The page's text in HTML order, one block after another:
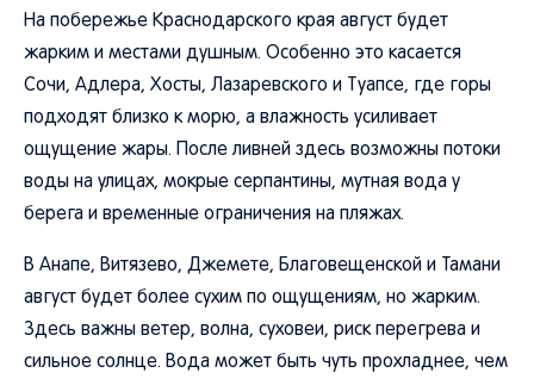
На побережье Краснодарского края август будет
жарким и местами душным. Особенно это касается
Сочи, Адлера, Хосты, Лазаревского и Туапсе, где горы
подходят близко к морю, а влажность усиливает
ощущение жары. После ливней здесь возможны потоки
воды на улицах, мокрые серпантины, мутная вода у
берега и временные ограничения на пляжах.
В Анапе, Витязево, Джемете, Благовещенской и Тамани
август будет более сухим по ощущениям, но жарким.
Здесь важны ветер, волна, суховеи, риск перегрева и
сильное солнце. Вода может быть чуть прохладнее, чем